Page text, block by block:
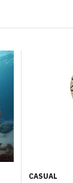
CASUAL